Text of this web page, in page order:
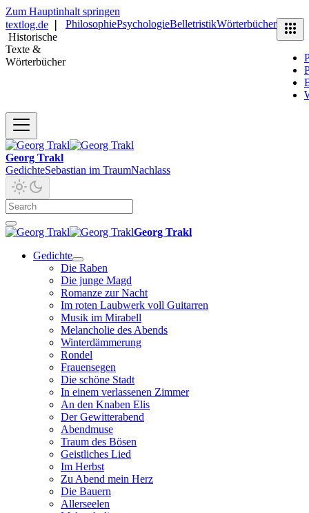
Zum Hauptinhalt springen
textlog.de
Historische
Texte &
Wörterbücher
PhilosophiePsychologieBelletristikWörterbücher
Georg Trakl
GedichteSebastian im TraumNachlass
Georg Trakl
Gedichte
Die Raben
Die junge Magd
Romanze zur Nacht
Im roten Laubwerk voll Guitarren
Musik im Mirabell
Melancholie des Abends
Winterdämmerung
Rondel
Frauensegen
Die schöne Stadt
In einem verlassenen Zimmer
An den Knaben Elis
Der Gewitterabend
Abendmuse
Traum des Bösen
Geistliches Lied
Im Herbst
Zu Abend mein Herz
Die Bauern
Allerseelen